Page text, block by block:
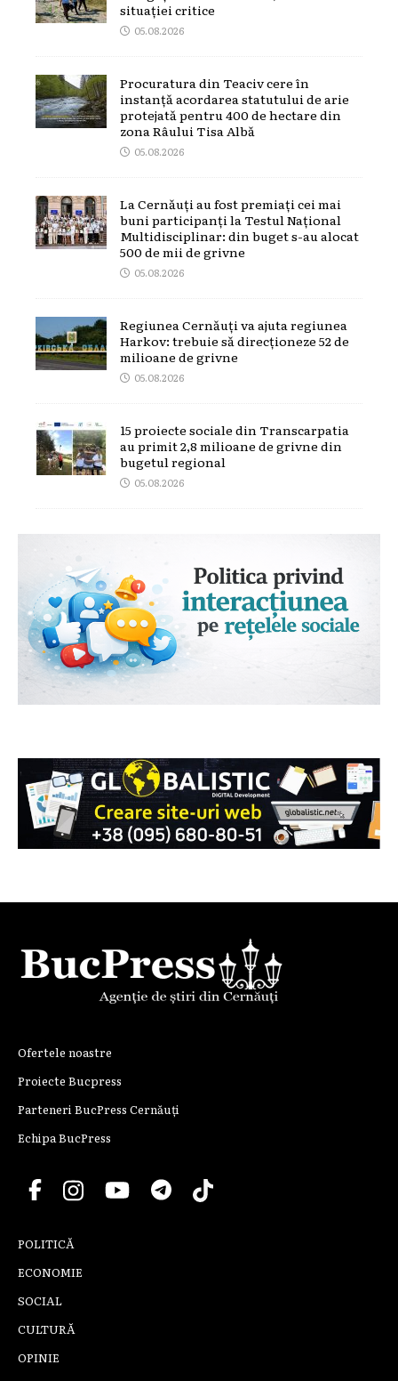
situației critice
05.08.2026
Procuratura din Teaciv cere în
instanță acordarea statutului de arie
protejată pentru 400 de hectare din
zona Râului Tisa Albă
05.08.2026
La Cernăuți au fost premiați cei mai
buni participanți la Testul Național
Multidisciplinar: din buget s-au alocat
500 de mii de grivne
05.08.2026
Regiunea Cernăuți va ajuta regiunea
Harkov: trebuie să direcționeze 52 de
milioane de grivne
05.08.2026
15 proiecte sociale din Transcarpatia
au primit 2,8 milioane de grivne din
bugetul regional
05.08.2026
Ofertele noastre
Proiecte Bucpress
Parteneri BucPress Cernăuți
Echipa BucPress
POLITICĂ
ECONOMIE
SOCIAL
CULTURĂ
OPINIE